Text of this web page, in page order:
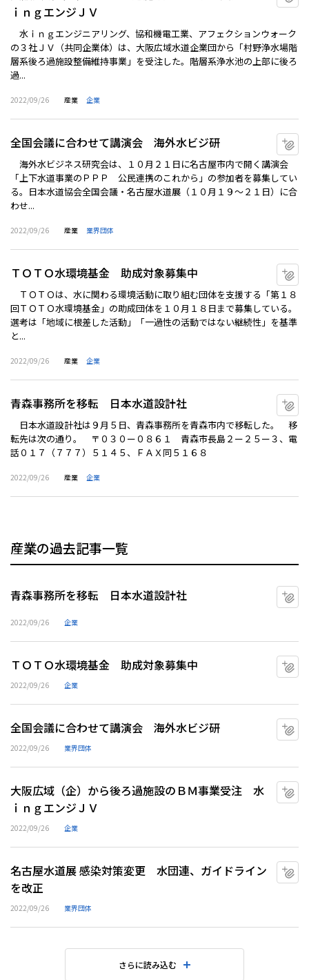
ｉｎｇエンジＪＶ
水ｉｎｇエンジニアリング、協和機電工業、アフェクションウォーク
の３社ＪＶ（共同企業体）は、大阪広域水道企業団から「村野浄水場階
層系後ろ過施設整備維持事業」を受注した。階層系浄水池の上部に後ろ
過...
2022/09/26 産業 企業
全国会議に合わせて講演会 海外水ビジ研
海外水ビジネス研究会は、１０月２１日に名古屋市内で開く講演会
「上下水道事業のＰＰＰ 公民連携のこれから」の参加者を募集してい
る。日本水道協会全国会議・名古屋水道展（１０月１９～２１日）に合
わせ...
2022/09/26 産業 業界団体
ＴＯＴＯ水環境基金 助成対象募集中
ＴＯＴＯは、水に関わる環境活動に取り組む団体を支援する「第１８
回ＴＯＴＯ水環境基金」の助成団体を１０月１８日まで募集している。
選考は「地域に根差した活動」「一過性の活動ではない継続性」を基準
と...
2022/09/26 産業 企業
青森事務所を移転 日本水道設計社
日本水道設計社は９月５日、青森事務所を青森市内で移転した。 移
転先は次の通り。 〒０３０ー０８６１ 青森市長島２ー２５ー３、電
話０１７（７７７）５１４５、ＦＡＸ同５１６８
2022/09/26 産業 企業
産業の過去記事一覧
青森事務所を移転 日本水道設計社
2022/09/26 企業
ＴＯＴＯ水環境基金 助成対象募集中
2022/09/26 企業
全国会議に合わせて講演会 海外水ビジ研
2022/09/26 業界団体
大阪広域（企）から後ろ過施設のＢＭ事業受注 水
ｉｎｇエンジＪＶ
2022/09/26 企業
名古屋水道展 感染対策変更 水団連、ガイドライン
を改正
2022/09/26 業界団体
さらに読み込む